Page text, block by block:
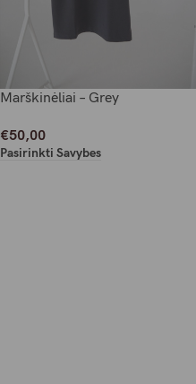
Marškinėliai – Grey
€50,00
Pasirinkti Savybes